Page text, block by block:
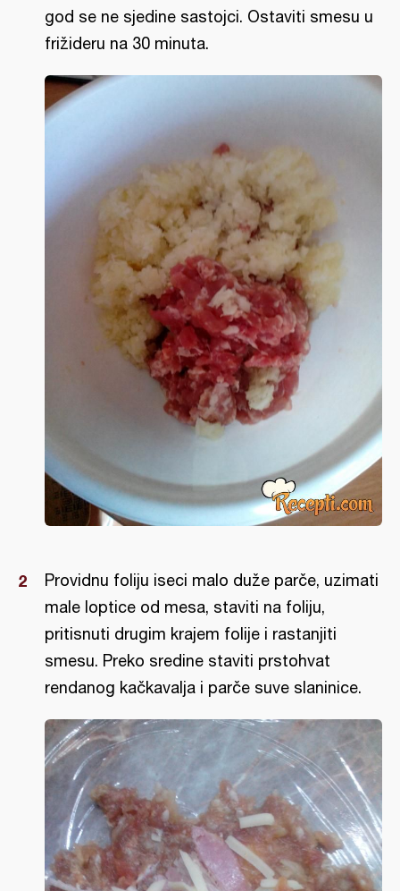
god se ne sjedine sastojci. Ostaviti smesu u
frižideru na 30 minuta.
Providnu foliju iseci malo duže parče, uzimati
male loptice od mesa, staviti na foliju,
pritisnuti drugim krajem folije i rastanjiti
smesu. Preko sredine staviti prstohvat
rendanog kačkavalja i parče suve slaninice.